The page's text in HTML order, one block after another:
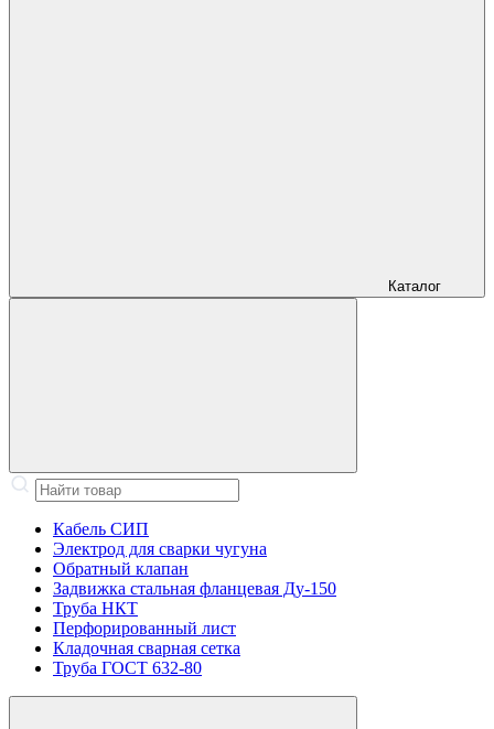
Каталог
Кабель СИП
Электрод для сварки чугуна
Обратный клапан
Задвижка стальная фланцевая Ду-150
Труба НКТ
Перфорированный лист
Кладочная сварная сетка
Труба ГОСТ 632-80